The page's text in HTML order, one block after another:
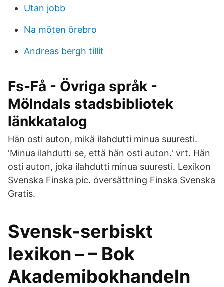
Utan jobb
Na möten örebro
Andreas bergh tillit
Fs-Få - Övriga språk -
Mölndals stadsbibliotek
länkkatalog
Hän osti auton, mikä ilahdutti minua suuresti.
'Minua ilahdutti se, että hän osti auton.' vrt. Hän
osti auton, joka ilahdutti minua suuresti. Lexikon
Svenska Finska pic. översättning Finska Svenska
Gratis.
Svensk-serbiskt
lexikon – – Bok
Akademibokhandeln